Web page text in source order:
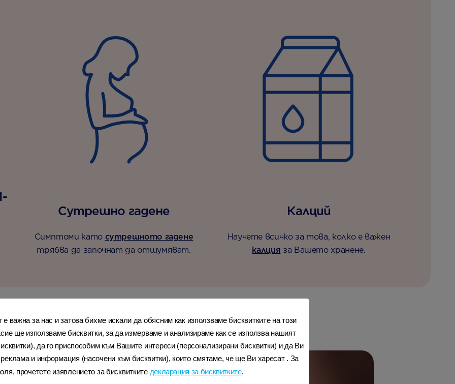
Сутрешно гадене
Симптоми като сутрешното гадене
трябва да започнат да отшумяват.
Калций
Научете всичко за това, колко е важен
калция за Вашето хранене.
в 11-та седмица
важна за нас и затова бихме искали да обясним как използваме бисквитките на този
ще използваме бисквитки, за да измерваме и анализираме как се използва нашият
да го приспособим към Вашите интереси (персонализирани бисквитки) и да Ви
и информация (насочени към бисквитки), които смятаме, че ще Ви харесат . За
прочетете изявлението за бисквитките декларация за бисквитките.